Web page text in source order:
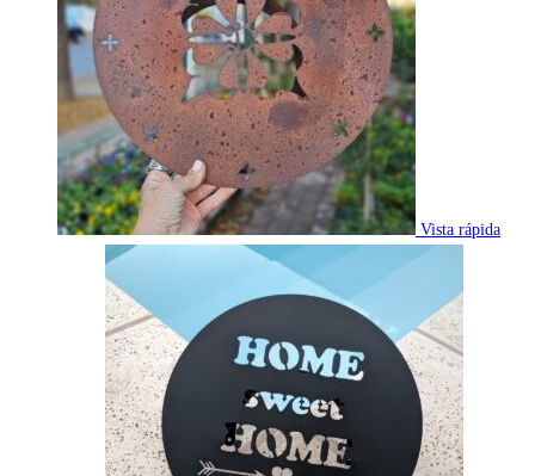
Vista rápida